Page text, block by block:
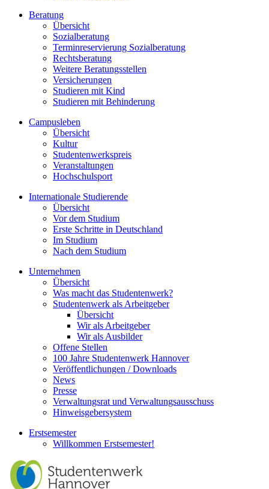
Beratung
Übersicht
Sozialberatung
Terminreservierung Sozialberatung
Rechtsberatung
Weitere Beratungsstellen
Versicherungen
Studieren mit Kind
Studieren mit Behinderung
Campusleben
Übersicht
Kultur
Studentenwerkspreis
Veranstaltungen
Hochschulsport
Internationale Studierende
Übersicht
Vor dem Studium
Erste Schritte in Deutschland
Im Studium
Nach dem Studium
Unternehmen
Übersicht
Was macht das Studentenwerk?
Studentenwerk als Arbeitgeber
Übersicht
Wir als Arbeitgeber
Wir als Ausbilder
Offene Stellen
100 Jahre Studentenwerk Hannover
Veröffentlichungen / Downloads
News
Presse
Verwaltungsrat und Verwaltungsausschuss
Hinweisgebersystem
Erstsemester
Willkommen Erstsemester!